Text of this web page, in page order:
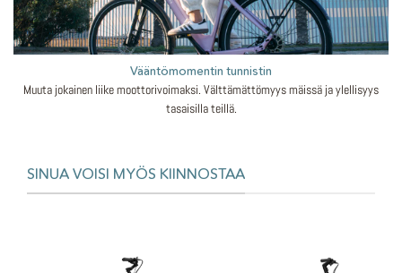
Vääntömomentin tunnistin
Muuta jokainen liike moottorivoimaksi. Välttämättömyys mäissä ja ylellisyys
tasaisilla teillä.
SINUA VOISI MYÖS KIINNOSTAA